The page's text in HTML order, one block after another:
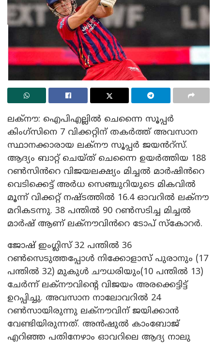
ലക്നൗ: ഐപിഎല്ലിൽ ചെന്നൈ സൂപ്പർ
കിംഗ്സിനെ 7 വിക്കറ്റിന് തകർത്ത് അവസാന
സ്ഥാനക്കാരായ ലക്നൗ സൂപ്പർ ജയൻറ്സ്.
ആദ്യം ബാറ്റ് ചെയ്ത് ചെന്നൈ ഉയർത്തിയ 188
റൺസിൻറെ വിജയലക്ഷ്യം മിച്ചൽ മാർഷിൻറെ
വെടിക്കെട്ട് അർധ സെഞ്ചുറിയുടെ മികവിൽ
മൂന്ന് വിക്കറ്റ് നഷ്ടത്തിൽ 16.4 ഓവറിൽ ലക്നൗ
മറികടന്നു. 38 പന്തിൽ 90 റൺസടിച്ച മിച്ചൽ
മാർഷ് ആണ് ലക്നൗവിൻറെ ടോപ് സ്കോറർ.
ജോഷ് ഇംഗ്ലിസ് 32 പന്തിൽ 36
റൺസെടുത്തപ്പോൾ നിക്കോളാസ് പുരാനും (17
പന്തിൽ 32) മുകുൾ ചൗധരിയും(10 പന്തിൽ 13)
ചേർന്ന് ലക്നൗവിന്റെ വിജയം അരക്കെട്ടിട്ട്
ഉറപ്പിച്ചു. അവസാന നാലോവറിൽ 24
റൺസായിരുന്നു ലക്നൗവിന് ജയിക്കാൻ
വേണ്ടിയിരുന്നത്. അൻഷുൽ കാംബോജ്
എറിഞ്ഞ പതിനേഴാം ഓവറിലെ ആദ്യ നാലു